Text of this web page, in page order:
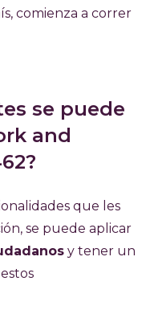
comienza a correr
se puede
and
que les
se puede aplicar
y tener un